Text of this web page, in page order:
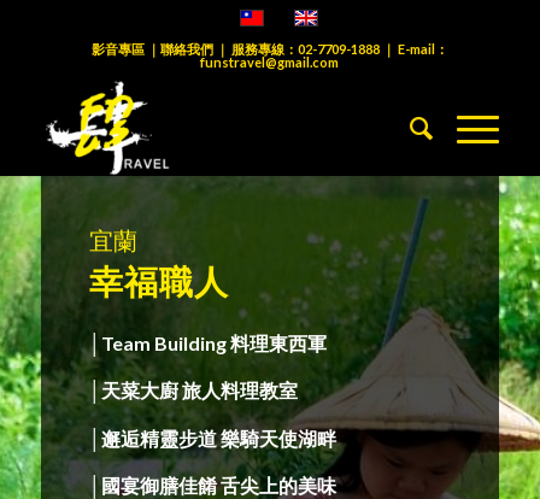
影音專區｜ 聯絡我們｜ 服務專線： 02-7709-1888｜ E-mail：
funstravel@gmail.com
宜蘭
幸福職人
│Team Building 料理東西軍
│天菜大廚 旅人料理教室
│邂逅精靈步道 樂騎天使湖畔
│國宴御膳佳餚 舌尖上的美味